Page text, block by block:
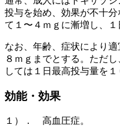
投与を始め、効果が不十
て１〜４ｍｇに漸増し、１
なお、年齢、症状により
８ｍｇまでとする。ただ
しては１日最高投与量を１
効能・効果
１）． 高血圧症。